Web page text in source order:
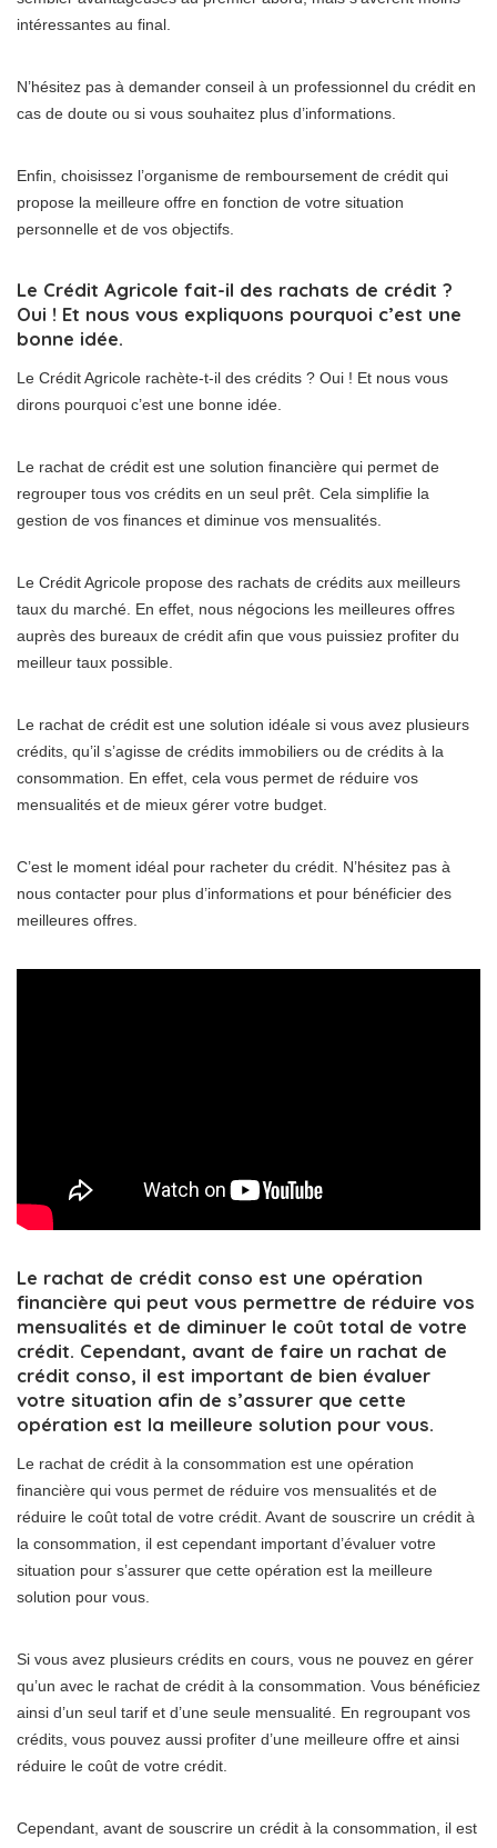
intéressantes au final.
N’hésitez pas à demander conseil à un professionnel du crédit en
cas de doute ou si vous souhaitez plus d’informations.
Enfin, choisissez l’organisme de remboursement de crédit qui
propose la meilleure offre en fonction de votre situation
personnelle et de vos objectifs.
Le Crédit Agricole fait-il des rachats de crédit ?
Oui ! Et nous vous expliquons pourquoi c’est une
bonne idée.
Le Crédit Agricole rachète-t-il des crédits ? Oui ! Et nous vous
dirons pourquoi c’est une bonne idée.
Le rachat de crédit est une solution financière qui permet de
regrouper tous vos crédits en un seul prêt. Cela simplifie la
gestion de vos finances et diminue vos mensualités.
Le Crédit Agricole propose des rachats de crédits aux meilleurs
taux du marché. En effet, nous négocions les meilleures offres
auprès des bureaux de crédit afin que vous puissiez profiter du
meilleur taux possible.
Le rachat de crédit est une solution idéale si vous avez plusieurs
crédits, qu’il s’agisse de crédits immobiliers ou de crédits à la
consommation. En effet, cela vous permet de réduire vos
mensualités et de mieux gérer votre budget.
C’est le moment idéal pour racheter du crédit. N’hésitez pas à
nous contacter pour plus d’informations et pour bénéficier des
meilleures offres.
Le rachat de crédit conso est une opération
financière qui peut vous permettre de réduire vos
mensualités et de diminuer le coût total de votre
crédit. Cependant, avant de faire un rachat de
crédit conso, il est important de bien évaluer
votre situation afin de s’assurer que cette
opération est la meilleure solution pour vous.
Le rachat de crédit à la consommation est une opération
financière qui vous permet de réduire vos mensualités et de
réduire le coût total de votre crédit. Avant de souscrire un crédit à
la consommation, il est cependant important d’évaluer votre
situation pour s’assurer que cette opération est la meilleure
solution pour vous.
Si vous avez plusieurs crédits en cours, vous ne pouvez en gérer
qu’un avec le rachat de crédit à la consommation. Vous bénéficiez
ainsi d’un seul tarif et d’une seule mensualité. En regroupant vos
crédits, vous pouvez aussi profiter d’une meilleure offre et ainsi
réduire le coût de votre crédit.
Cependant, avant de souscrire un crédit à la consommation, il est